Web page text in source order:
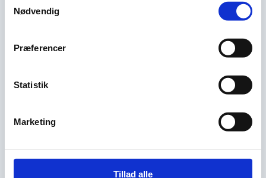
Nødvendig
Præferencer
Statistik
Marketing
Tillad alle